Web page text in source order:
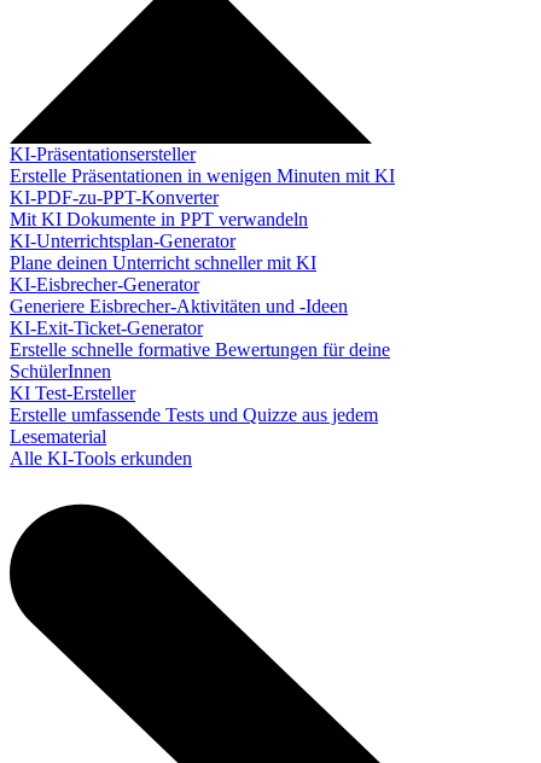
KI-Präsentationsersteller
Erstelle Präsentationen in wenigen Minuten mit KI
KI-PDF-zu-PPT-Konverter
Mit KI Dokumente in PPT verwandeln
KI-Unterrichtsplan-Generator
Plane deinen Unterricht schneller mit KI
KI-Eisbrecher-Generator
Generiere Eisbrecher-Aktivitäten und -Ideen
KI-Exit-Ticket-Generator
Erstelle schnelle formative Bewertungen für deine
SchülerInnen
KI Test-Ersteller
Erstelle umfassende Tests und Quizze aus jedem
Lesematerial
Alle KI-Tools erkunden